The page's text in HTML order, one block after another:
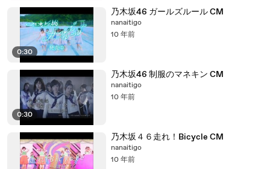
0:30
乃木坂46 ガールズルール CM
nanaitigo
10 年前
0:30
乃木坂46 制服のマネキン CM
nanaitigo
10 年前
乃木坂４６走れ！Bicycle CM
nanaitigo
10 年前